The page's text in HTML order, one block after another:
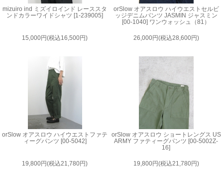
mizuiro ind ミズイロインド レーススタ
ンドカラーワイドシャツ [1-239005]
15,000円(税込16,500円)
orSlow オアスロウ ハイウエストセルビ
ッジデニムパンツ JASMIN ジャスミン
[00-1040] ワンウォッシュ（81）
26,000円(税込28,600円)
orSlow オアスロウ ハイウエストファテ
ィーグパンツ [00-5042]
19,800円(税込21,780円)
orSlow オアスロウ ショートレングス US
ARMY ファティーグパンツ [00-5002Z-
16]
19,800円(税込21,780円)